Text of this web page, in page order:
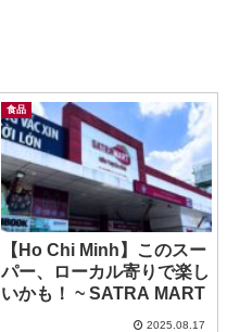
食品
【Ho Chi Minh】このスー
パー、ローカル寄りで楽し
いかも！ ~ SATRA MART
2025.08.17